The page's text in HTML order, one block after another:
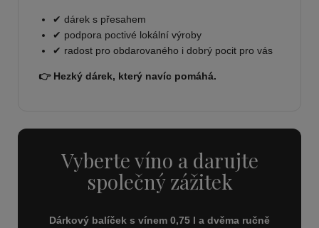
✔ dárek s přesahem
✔ podpora poctivé lokální výroby
✔ radost pro obdarovaného i dobrý pocit pro vás
👉 Hezký dárek, který navíc pomáhá.
Vyberte víno a darujte
společný zážitek
Dárkový balíček s vínem 0,75 l a dvěma ručně